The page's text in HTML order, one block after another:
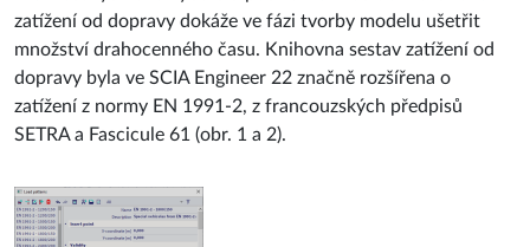
zatížení od dopravy dokáže ve fázi tvorby modelu ušetřit
množství drahocenného času. Knihovna sestav zatížení od
dopravy byla ve SCIA Engineer 22 značně rozšířena o
zatížení z normy EN 1991-2, z francouzských předpisů
SETRA a Fascicule 61 (obr. 1 a 2).